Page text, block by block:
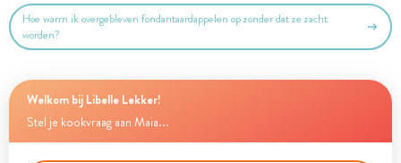
Hoe warm ik overgebleven fondantaardappelen op zonder dat ze zacht
worden?
Welkom bij Libelle Lekker!
Stel je kookvraag aan Maia...